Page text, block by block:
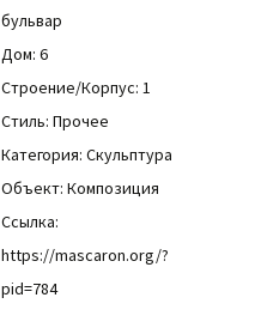
бульвар
Дом: 6
Строение/Корпус: 1
Стиль: Прочее
Категория: Скульптура
Объект: Композиция
Ссылка:
https://mascaron.org/?
pid=784